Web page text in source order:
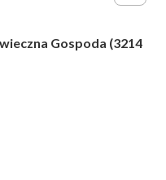
Gospoda (3214